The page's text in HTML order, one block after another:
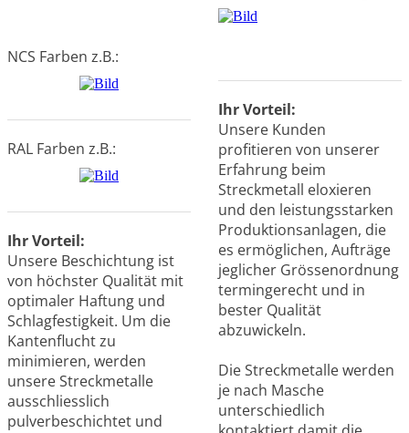
NCS Farben z.B.:
RAL Farben z.B.:
Ihr Vorteil:
Unsere Beschichtung ist
von höchster Qualität mit
optimaler Haftung und
Schlagfestigkeit. Um die
Kantenflucht zu
minimieren, werden
unsere Streckmetalle
ausschliesslich
pulverbeschichtet und
Ihr Vorteil:
Unsere Kunden
profitieren von unserer
Erfahrung beim
Streckmetall eloxieren
und den leistungsstarken
Produktionsanlagen, die
es ermöglichen, Aufträge
jeglicher Grössenordnung
termingerecht und in
bester Qualität
abzuwickeln.
Die Streckmetalle werden
je nach Masche
unterschiedlich